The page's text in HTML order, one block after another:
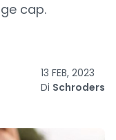
cap.
13 FEB, 2023
Di Schroders